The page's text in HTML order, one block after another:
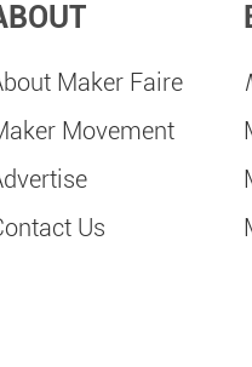
Maker Faire
Movement
Us